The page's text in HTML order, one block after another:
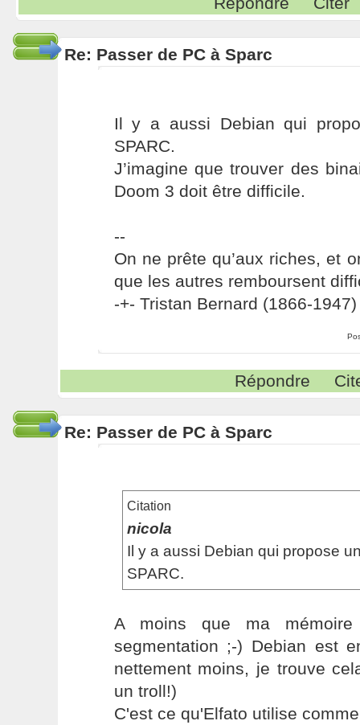
Re: Passer de PC à Sparc
Il y a aussi Debian qui
SPARC.
J’imagine que trouver des
Doom 3 doit être difficile.
--
On ne prête qu’aux riches, et
que les autres remboursent
-+- Tristan Bernard (1866-1947)
Répondre
Re: Passer de PC à Sparc
Citation
nicola
Il y a aussi Debian qui propose
SPARC.
A moins que ma
segmentation ;-) Debian est
nettement moins, je trouve
un troll!)
C'est ce qu'Elfato utilise